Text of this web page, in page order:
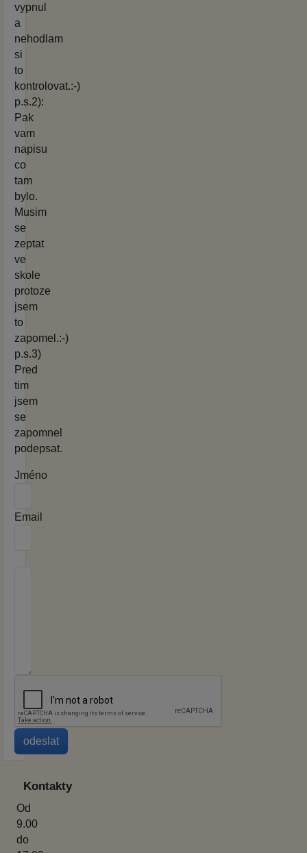
vypnul
a
nehodlam
si
to
kontrolovat.:-)
p.s.2):
Pak
vam
napisu
co
tam
bylo.
Musim
se
zeptat
ve
skole
protoze
jsem
to
zapomel.:-)
p.s.3)
Pred
tim
jsem
se
zapomnel
podepsat.
Jméno
Email
Kontakty
Od
9.00
do